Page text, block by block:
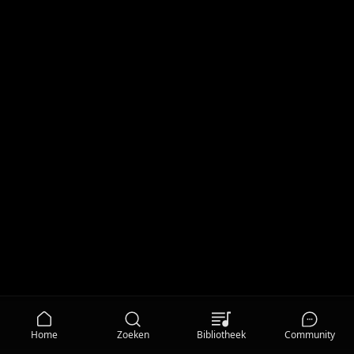
Home Zoeken Bibliotheek Community